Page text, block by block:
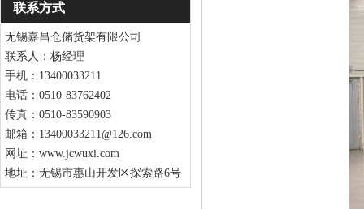
联系方式
无锡嘉昌仓储货架有限公司
联系人：杨经理
手机：13400033211
电话：0510-83762402
传真：0510-83590903
邮箱：13400033211@126.com
网址：www.jcwuxi.com
地址：无锡市惠山开发区探索路6号